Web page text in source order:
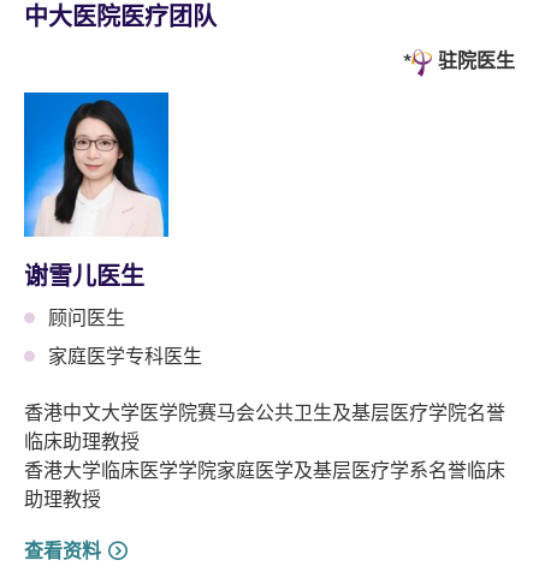
中大医院医疗团队
驻院医生
谢雪儿医生
顾问医生
家庭医学专科医生
香港中文大学医学院赛马会公共卫生及基层医疗学院名誉
临床助理教授
香港大学临床医学学院家庭医学及基层医疗学系名誉临床
助理教授
查看资料